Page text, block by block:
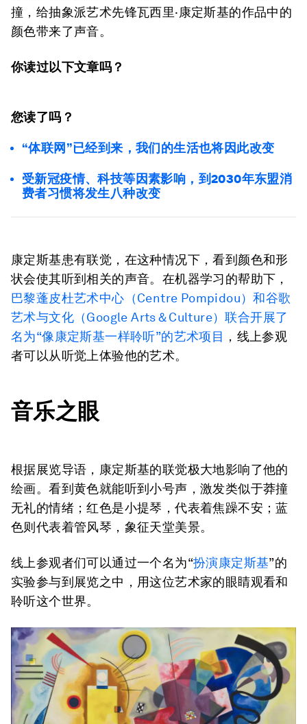
撞，给抽象派艺术先锋瓦西里·康定斯基的作品中的
颜色带来了声音。
你读过以下文章吗？
您读了吗？
“体联网”已经到来，我们的生活也将因此改变
受新冠疫情、科技等因素影响，到2030年东盟消
费者习惯将发生八种改变
康定斯基患有联觉，在这种情况下，看到颜色和形
状会使其听到相关的声音。在机器学习的帮助下，
巴黎蓬皮杜艺术中心（Centre Pompidou）和谷歌
艺术与文化（Google Arts＆Culture）联合开展了
名为“像康定斯基一样聆听”的艺术项目 ，线上参观
者可以从听觉上体验他的艺术。
音乐之眼
根据展览导语，康定斯基的联觉极大地影响了他的
绘画。看到黄色就能听到小号声，激发类似于莽撞
无礼的情绪；红色是小提琴，代表着焦躁不安；蓝
色则代表着管风琴，象征天堂美景。
线上参观者们可以通过一个名为“扮演康定斯基”的
实验参与到展览之中，用这位艺术家的眼睛观看和
聆听这个世界。